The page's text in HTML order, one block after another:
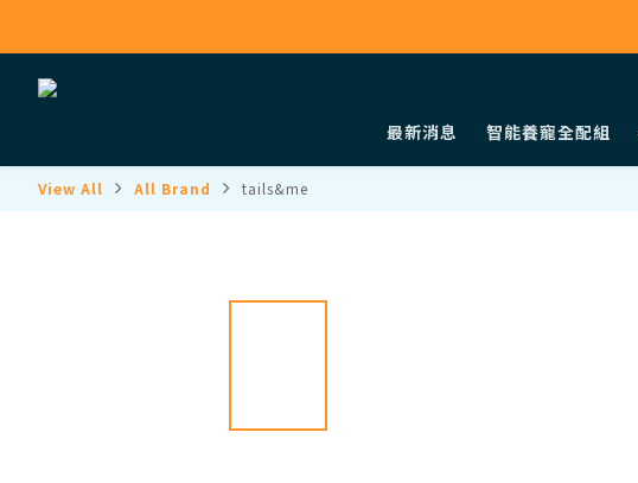
最新消息
智能養寵全配組
View All All Brand tails&me